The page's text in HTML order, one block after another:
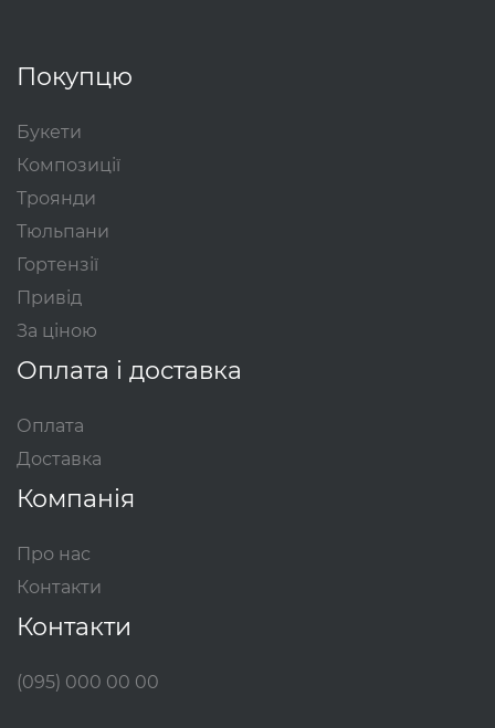
Покупцю
Букети
Композиції
Троянди
Тюльпани
Гортензії
Привід
За ціною
Оплата і доставка
Оплата
Доставка
Компанія
Про нас
Контакти
Контакти
(095) 000 00 00